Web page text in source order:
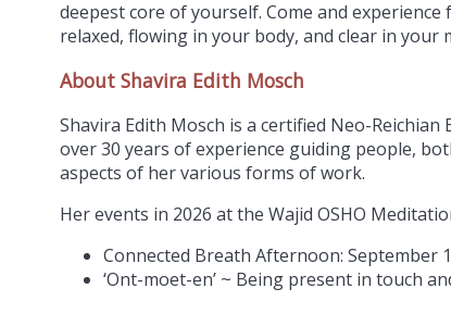
deepest core of yourself. Come and
relaxed, flowing in your body, and clear in your
About Shavira Edith Mosch
Shavira Edith Mosch is a certified Neo-
over 30 years of experience guiding people,
aspects of her various forms of work.
Her events in 2026 at the Wajid OSHO
Connected Breath Afternoon: September
‘Ont-moet-en’ ~ Being present in touch